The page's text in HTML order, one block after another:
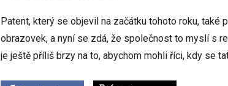
Patent, který se objevil na začátku tohoto roku, také
obrazovek, a nyní se zdá, že společnost to myslí s
je ještě příliš brzy na to, abychom mohli říci, kdy se